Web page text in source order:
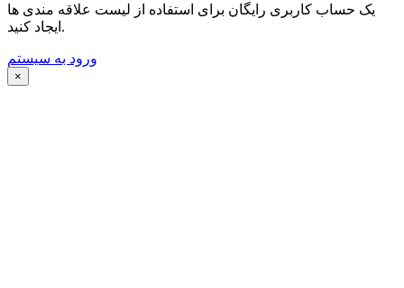
یک حساب کاربری رایگان برای استفاده از لیست علاقه مندی ها
ایجاد کنید.
ورود به سیستم
×